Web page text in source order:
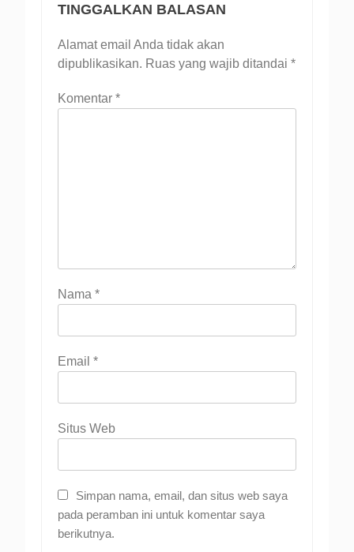
TINGGALKAN BALASAN
Alamat email Anda tidak akan
dipublikasikan. Ruas yang wajib ditandai *
Komentar *
Nama *
Email *
Situs Web
Simpan nama, email, dan situs web saya
pada peramban ini untuk komentar saya
berikutnya.